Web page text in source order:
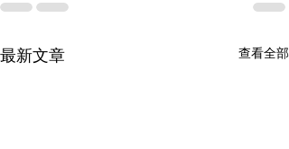
最新文章 查看全部